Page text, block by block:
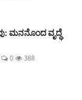
ಮನನೊಂದ ವೃದ್ಧೆ
0 388